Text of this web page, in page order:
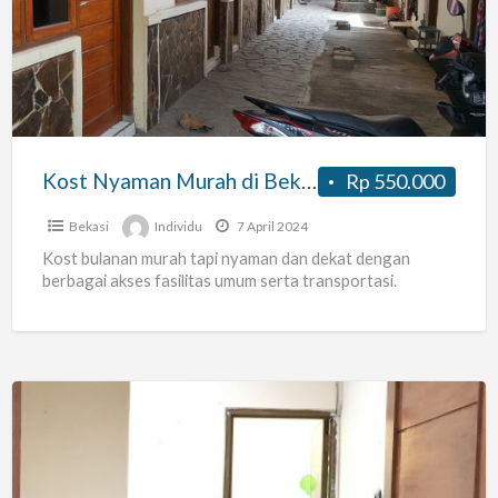
di
Bekasi
Rp 550.000
Kost Nyaman Murah di Bekasi
Bekasi Individu 7 April 2024
Kost bulanan murah tapi nyaman dan dekat dengan
berbagai akses fasilitas umum serta transportasi.
Kost